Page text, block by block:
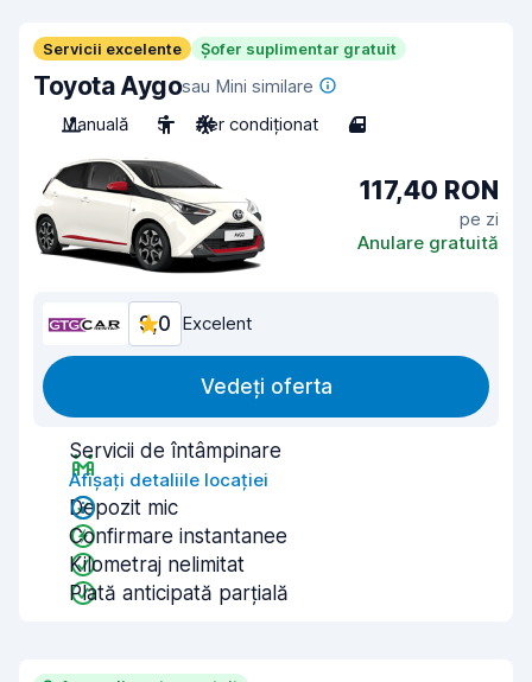
Servicii excelente Șofer suplimentar gratuit
Toyota Aygosau Mini similare
Manuală
5 Aer condiționat 4
117,40 RON
pe zi
Anulare gratuită
9,0 Excelent
Vedeți oferta
Servicii de întâmpinare
Afișați detaliile locației
Depozit mic
Confirmare instantanee
Kilometraj nelimitat
Plată anticipată parțială